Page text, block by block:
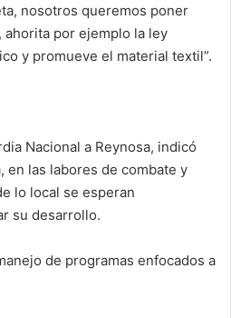
nosotros queremos poner
por ejemplo la ley
y promueve el material textil”.
Nacional a Reynosa, indicó
en las labores de combate y
lo local se esperan
su desarrollo.
de programas enfocados a